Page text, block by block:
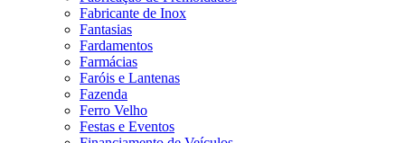
Fabricante de Inox
Fantasias
Fardamentos
Farmácias
Faróis e Lantenas
Fazenda
Ferro Velho
Festas e Eventos